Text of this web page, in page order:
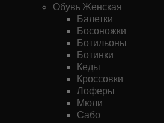
Обувь Женская
Балетки
Босоножки
Ботильоны
Ботинки
Кеды
Кроссовки
Лоферы
Мюли
Сабо